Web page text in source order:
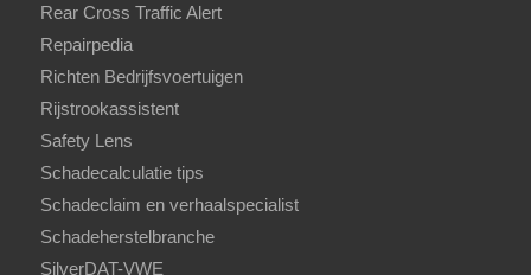
Rear Cross Traffic Alert
Repairpedia
Richten Bedrijfsvoertuigen
Rijstrookassistent
Safety Lens
Schadecalculatie tips
Schadeclaim en verhaalspecialist
Schadeherstelbranche
SilverDAT-VWE